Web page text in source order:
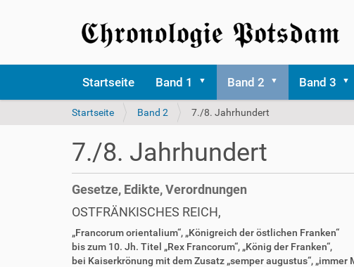
Startseite Band 1 Band 2 Band 3
S
d
h
e
r
Startseite Band 2 7./8. Jahrhundert
7./8. Jahrhundert
Gesetze, Edikte, Verordnungen
OSTFRÄNKISCHES REICH,
„Francorum orientalium“, „Königreich der östlichen Franken“
bis zum 10. Jh. Titel „Rex Francorum“, „König der Franken“,
bei Kaiserkrönung mit dem Zusatz „semper augustus“, „immer